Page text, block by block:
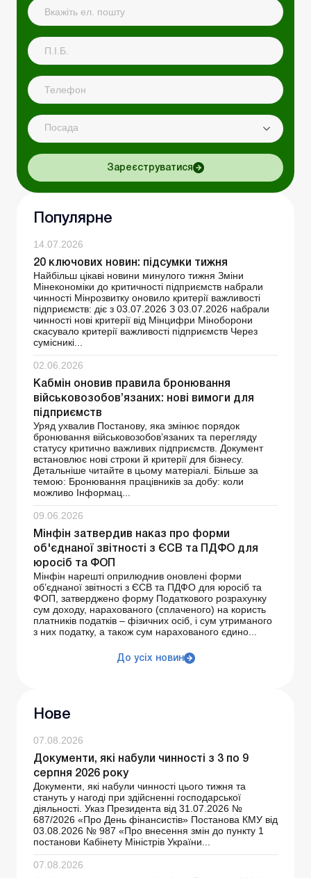
Посада
Зареєструватися
Популярне
14.07.2026
20 ключових новин: підсумки тижня
Найбільш цікаві новини минулого тижня Зміни
Мінекономіки до критичності підприємств набрали
чинності Мінрозвитку оновило критерії важливості
підприємств: діє з 03.07.2026 З 03.07.2026 набрали
чинності нові критерії від Мінцифри Міноборони
скасувало критерії важливості підприємств Через
сумісникі...
02.06.2026
Кабмін оновив правила бронювання
військовозобов’язаних: нові вимоги для
підприємств
Уряд ухвалив Постанову, яка змінює порядок
бронювання військовозобов’язаних та перегляду
статусу критично важливих підприємств. Документ
встановлює нові строки й критерії для бізнесу.
Детальніше читайте в цьому матеріалі. Більше за
темою: Бронювання працівників за добу: коли
можливо Інформац...
09.06.2026
Мінфін затвердив наказ про форми
об'єднаної звітності з ЄСВ та ПДФО для
юросіб та ФОП
Мінфін нарешті оприлюднив оновлені форми
об’єднаної звітності з ЄСВ та ПДФО для юросіб та
ФОП, затверджено форму Податкового розрахунку
сум доходу, нарахованого (сплаченого) на користь
платників податків – фізичних осіб, і сум утриманого
з них податку, а також сум нарахованого єдино...
До усіх новин
Нове
07.08.2026
Документи, які набули чинності з 3 по 9
серпня 2026 року
Документи, які набули чинності цього тижня та
стануть у нагоді при здійсненні господарської
діяльності. Указ Президента від 31.07.2026 №
687/2026 «Про День фінансистів» Постанова КМУ від
03.08.2026 № 987 «Про внесення змін до пункту 1
постанови Кабінету Міністрів України...
07.08.2026